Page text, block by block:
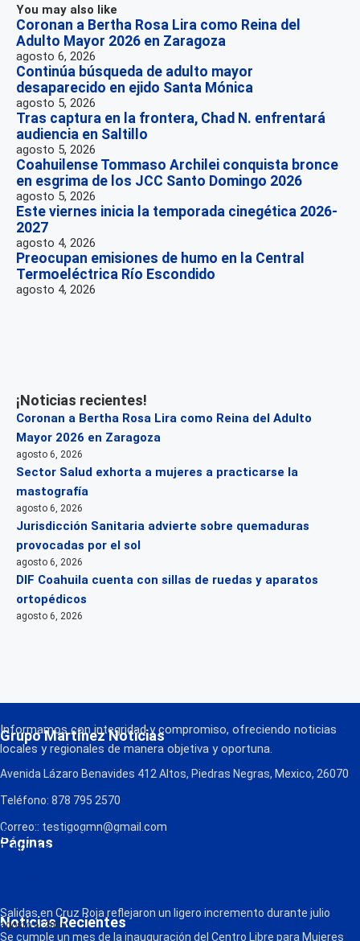
You may also like
Coronan a Bertha Rosa Lira como Reina del
Adulto Mayor 2026 en Zaragoza
agosto 6, 2026
Continúa búsqueda de adulto mayor
desaparecido en ejido Santa Mónica
agosto 5, 2026
Tras captura en la frontera, Chad N. enfrentará
audiencia en Saltillo
agosto 5, 2026
Coahuilense Tommaso Archilei conquista bronce
en esgrima de los JCC Santo Domingo 2026
agosto 5, 2026
Este viernes inicia la temporada cinegética 2026-
2027
agosto 4, 2026
Preocupan emisiones de humo en la Central
Termoeléctrica Río Escondido
agosto 4, 2026
¡Noticias recientes!
Coronan a Bertha Rosa Lira como Reina del Adulto
Mayor 2026 en Zaragoza
agosto 6, 2026
Sector Salud exhorta a mujeres a practicarse la
mastografía
agosto 6, 2026
Jurisdicción Sanitaria advierte sobre quemaduras
provocadas por el sol
agosto 6, 2026
DIF Coahuila cuenta con sillas de ruedas y aparatos
ortopédicos
agosto 6, 2026
Grupo Martínez Noticias
Informamos con integridad y compromiso, ofreciendo noticias
locales y regionales de manera objetiva y oportuna.
Avenida Lázaro Benavides 412 Altos, Piedras Negras, Mexico, 26070
Teléfono: 878 795 2570
Correo:: testigogmn@gmail.com
Páginas
¡Descarga nuestra App!
FM Globo
Radio
Noticias Recientes
Salidas en Cruz Roja reflejaron un ligero incremento durante julio
agosto 6, 2026
Se cumple un mes de la inauguración del Centro Libre para Mujeres